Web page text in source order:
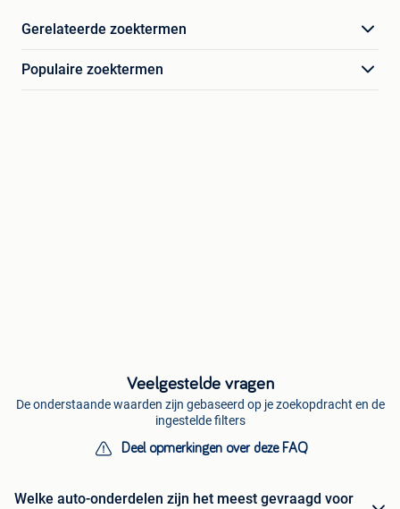
Gerelateerde zoektermen
Populaire zoektermen
Veelgestelde vragen
De onderstaande waarden zijn gebaseerd op je zoekopdracht en de
ingestelde filters
Deel opmerkingen over deze FAQ
Welke auto-onderdelen zijn het meest gevraagd voor